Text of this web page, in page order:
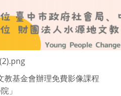
教基金會辦理免費影像課程
」